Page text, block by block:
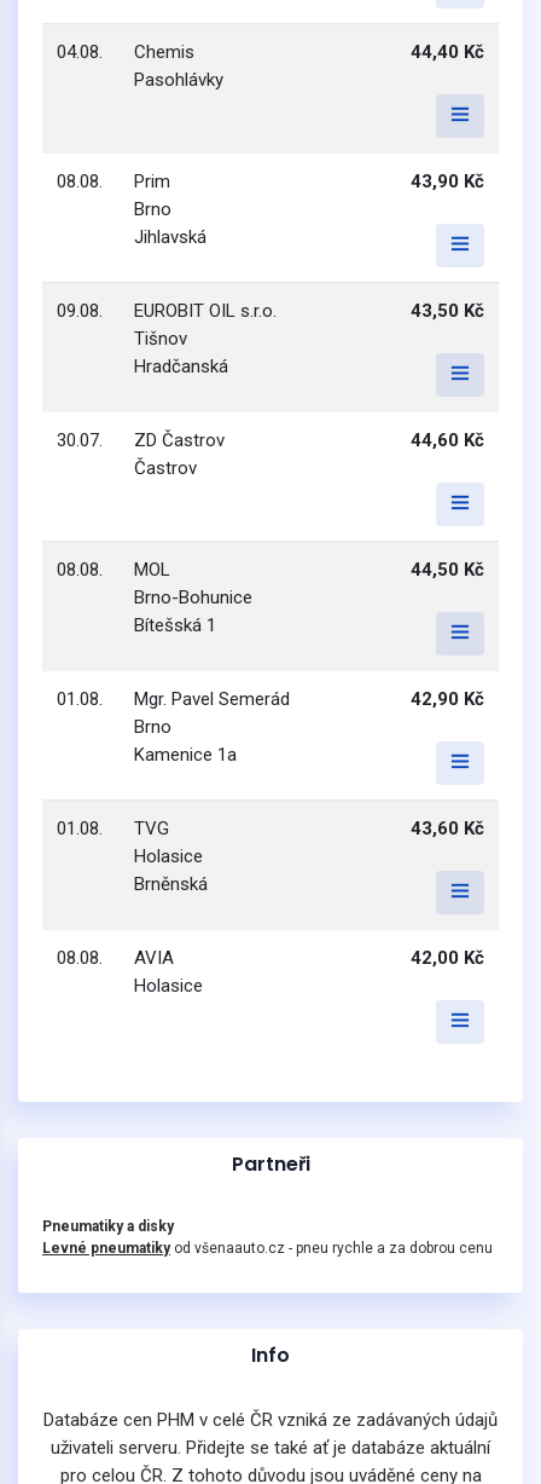
04.08.
Chemis
Pasohlávky
44,40 Kč
08.08.
Prim
Brno
Jihlavská
43,90 Kč
09.08.
EUROBIT OIL s.r.o.
Tišnov
Hradčanská
43,50 Kč
30.07.
ZD Častrov
Častrov
44,60 Kč
08.08.
MOL
Brno-Bohunice
Bítešská 1
44,50 Kč
01.08.
Mgr. Pavel Semerád
Brno
Kamenice 1a
42,90 Kč
01.08.
TVG
Holasice
Brněnská
43,60 Kč
08.08.
AVIA
Holasice
42,00 Kč
Partneři
Pneumatiky a disky
Levné pneumatikyod všenaauto.cz - pneu rychle a za dobrou cenu
Info
Databáze cen PHM v celé ČR vzniká ze zadávaných údajů
uživateli serveru. Přidejte se také ať je databáze aktuální
pro celou ČR. Z tohoto důvodu jsou uváděné ceny na